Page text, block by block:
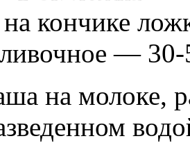
кончике
—
на молоке,